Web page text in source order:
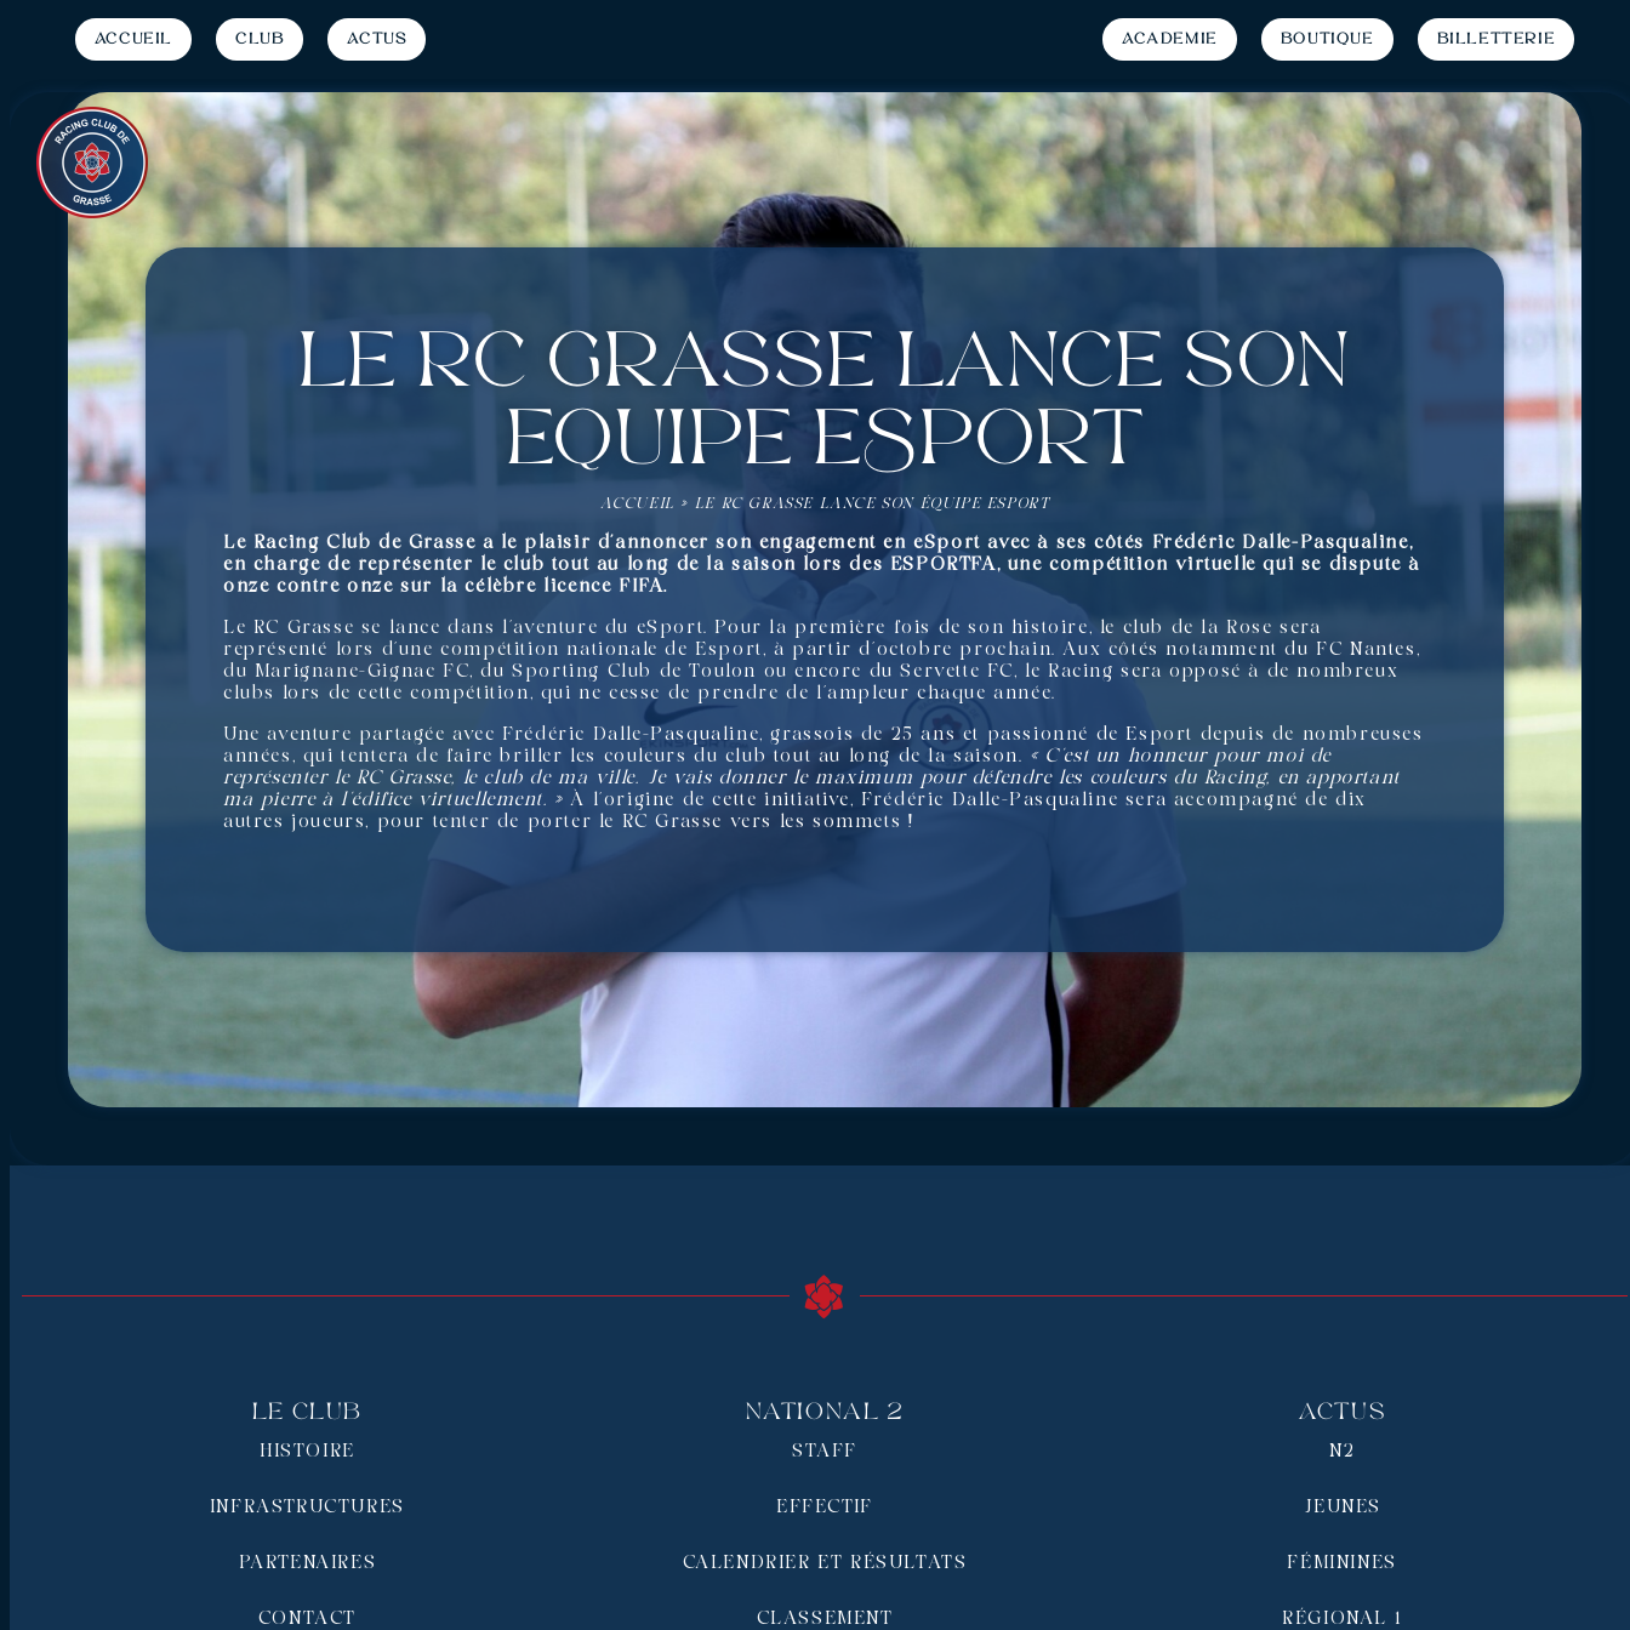
Accueil Club Actus Académie Boutique Billetterie
Le RC Grasse lance son
équipe eSport
ACCUEIL » LE RC GRASSE LANCE SON ÉQUIPE ESPORT
Le Racing Club de Grasse a le plaisir d’annoncer son engagement en eSport avec à ses côtés Frédéric Dalle-Pasqualine,
en charge de représenter le club tout au long de la saison lors des ESPORTFA, une compétition virtuelle qui se dispute à
onze contre onze sur la célèbre licence FIFA.
Le RC Grasse se lance dans l’aventure du eSport. Pour la première fois de son histoire, le club de la Rose sera
représenté lors d’une compétition nationale de Esport, à partir d’octobre prochain. Aux côtés notamment du FC Nantes,
du Marignane-Gignac FC, du Sporting Club de Toulon ou encore du Servette FC, le Racing sera opposé à de nombreux
clubs lors de cette compétition, qui ne cesse de prendre de l’ampleur chaque année.
Une aventure partagée avec Frédéric Dalle-Pasqualine, grassois de 25 ans et passionné de Esport depuis de nombreuses
années, qui tentera de faire briller les couleurs du club tout au long de la saison. « C’est un honneur pour moi de
représenter le RC Grasse, le club de ma ville. Je vais donner le maximum pour défendre les couleurs du Racing, en apportant
ma pierre à l’édifice virtuellement. » À l’origine de cette initiative, Frédéric Dalle-Pasqualine sera accompagné de dix
autres joueurs, pour tenter de porter le RC Grasse vers les sommets !
Le Club
HISTOIRE
INFRASTRUCTURES
PARTENAIRES
CONTACT
National 2
STAFF
EFFECTIF
CALENDRIER ET RÉSULTATS
CLASSEMENT
Actus
N2
JEUNES
FÉMININES
RÉGIONAL 1